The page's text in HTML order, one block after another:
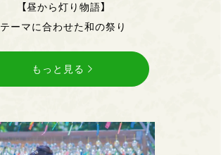
【昼から灯り物語】
テーマに合わせた和の祭り
もっと見る